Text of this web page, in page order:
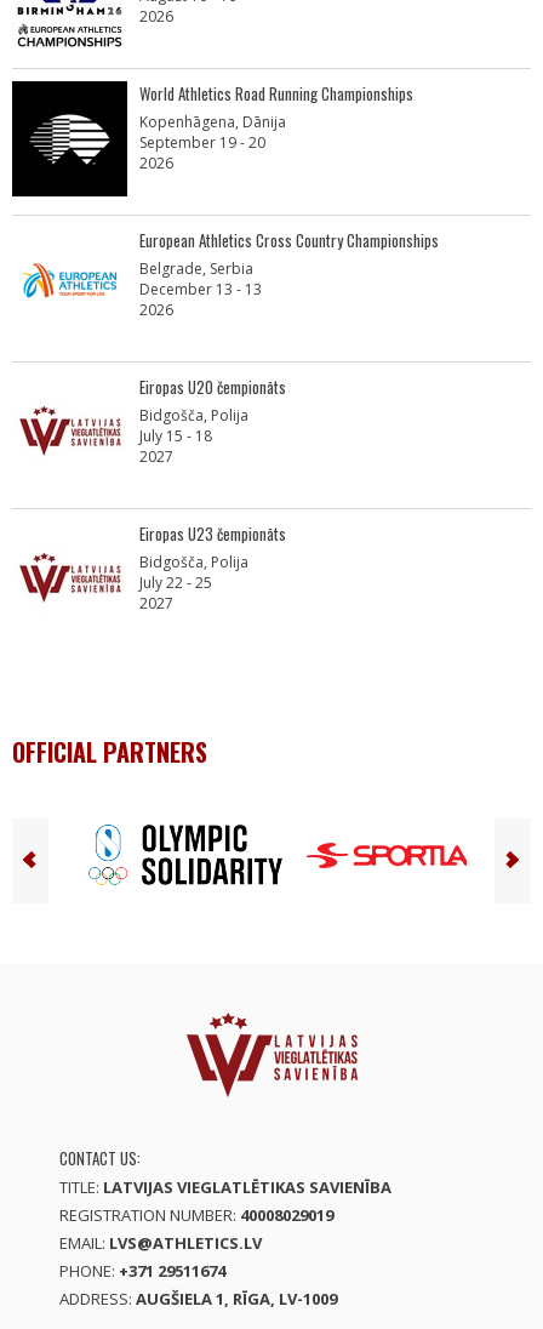
2026
World Athletics Road Running Championships
Kopenhāgena, Dānija
September 19 - 20
2026
European Athletics Cross Country Championships
Belgrade, Serbia
December 13 - 13
2026
Eiropas U20 čempionāts
Bidgošča, Polija
July 15 - 18
2027
Eiropas U23 čempionāts
Bidgošča, Polija
July 22 - 25
2027
OFFICIAL PARTNERS
CONTACT US:
TITLE: LATVIJAS VIEGLATLĒTIKAS SAVIENĪBA
REGISTRATION NUMBER: 40008029019
EMAIL: LVS@ATHLETICS.LV
PHONE: +371 29511674
ADDRESS: AUGŠIELA 1, RĪGA, LV-1009